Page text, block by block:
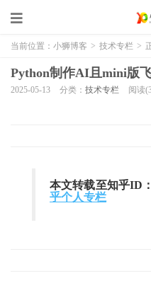
当前位置： 小狮博客 > 技术专栏 >
Python制作AI且mini版
2025-05-13 分类： 技术专栏 阅读
本文转载至知乎ID
乎个人专栏